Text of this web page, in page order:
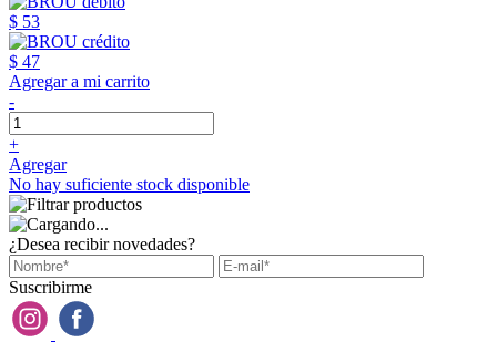
$ 53
$ 47
Agregar a mi carrito
-
+
Agregar
No hay suficiente stock disponible
¿Desea recibir novedades?
Suscribirme